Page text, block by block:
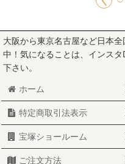
大阪から東京名古屋など日本
中！気になることは、インス
下さい。
ホーム
特定商取引法表示
宝塚ショールーム
ご注文方法